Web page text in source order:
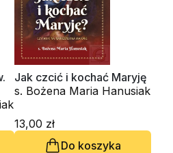
Jak czcić i kochać Maryję
s. Bożena Maria Hanusiak
13,00 zł
Do koszyka